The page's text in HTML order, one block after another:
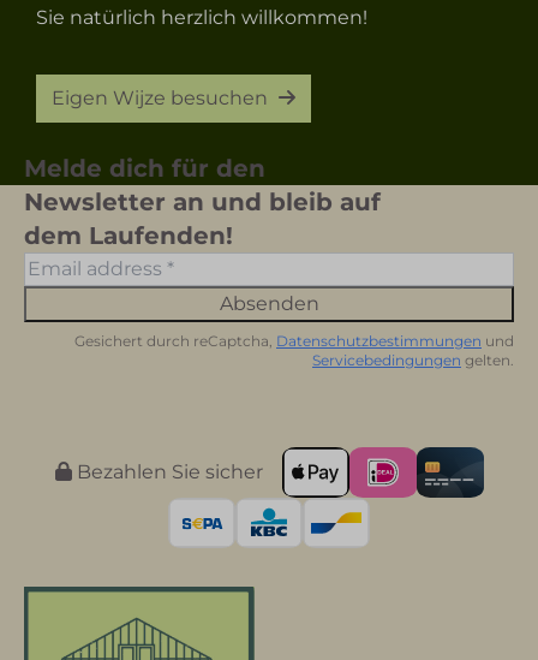
Sie natürlich herzlich willkommen!
Eigen Wijze besuchen
Melde dich für den
Newsletter an und bleib auf
dem Laufenden!
Absenden
Gesichert durch reCaptcha, Datenschutzbestimmungen und
Servicebedingungen gelten.
Bezahlen Sie sicher